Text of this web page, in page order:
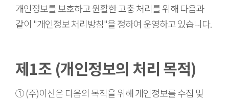
개인정보를 보호하고 원활한 고충 처리를 위해 다음과
같이 "개인정보 처리방침"을 정하여 운영하고 있습니다.
제1조 (개인정보의 처리 목적)
① (주)이산은 다음의 목적을 위해 개인정보를 수집 및